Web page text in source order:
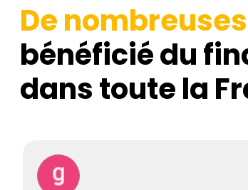
De
bénéficié du
dans toute la